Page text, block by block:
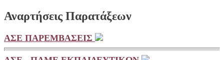
Αναρτήσεις Παρατάξεων
ΑΣΕ ΠΑΡΕΜΒΑΣΕΙΣ